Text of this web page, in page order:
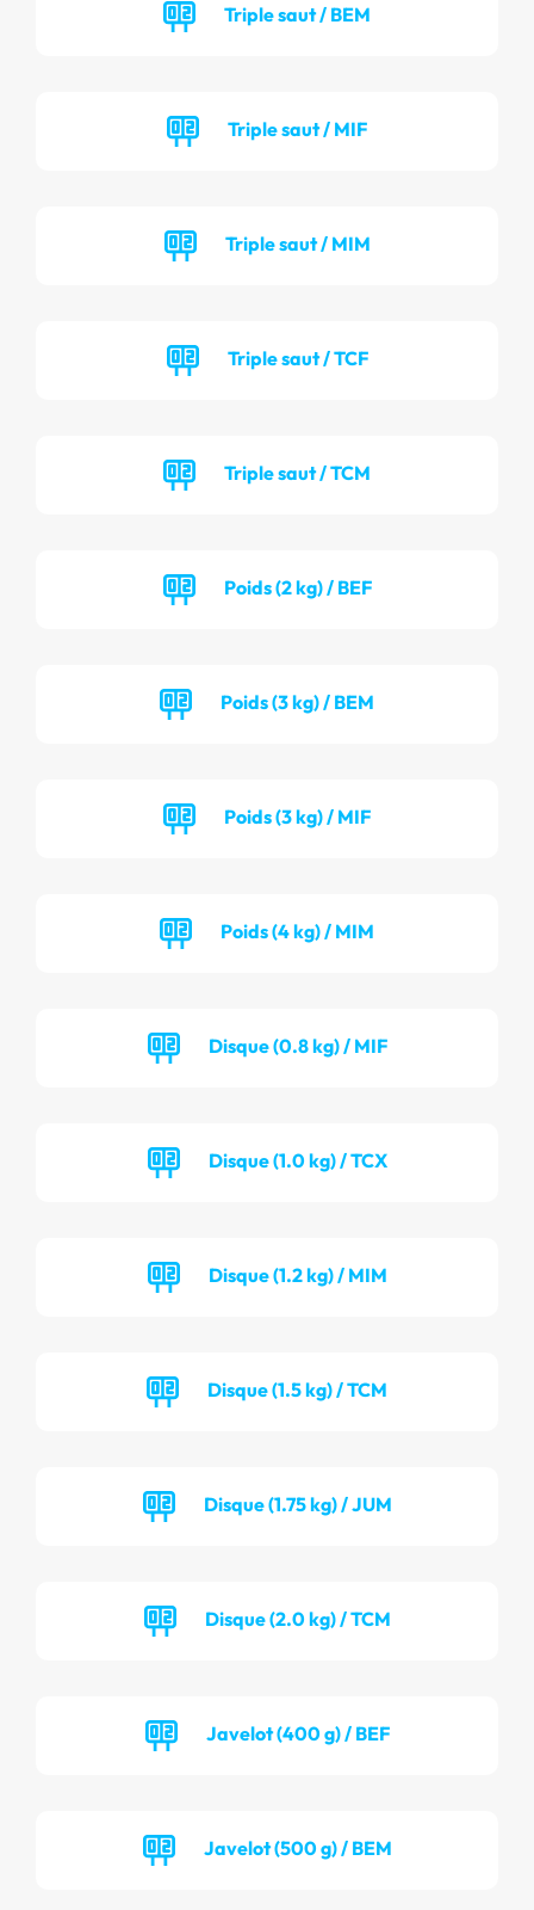
Triple saut / BEM
Triple saut / MIF
Triple saut / MIM
Triple saut / TCF
Triple saut / TCM
Poids (2 kg) / BEF
Poids (3 kg) / BEM
Poids (3 kg) / MIF
Poids (4 kg) / MIM
Disque (0.8 kg) / MIF
Disque (1.0 kg) / TCX
Disque (1.2 kg) / MIM
Disque (1.5 kg) / TCM
Disque (1.75 kg) / JUM
Disque (2.0 kg) / TCM
Javelot (400 g) / BEF
Javelot (500 g) / BEM